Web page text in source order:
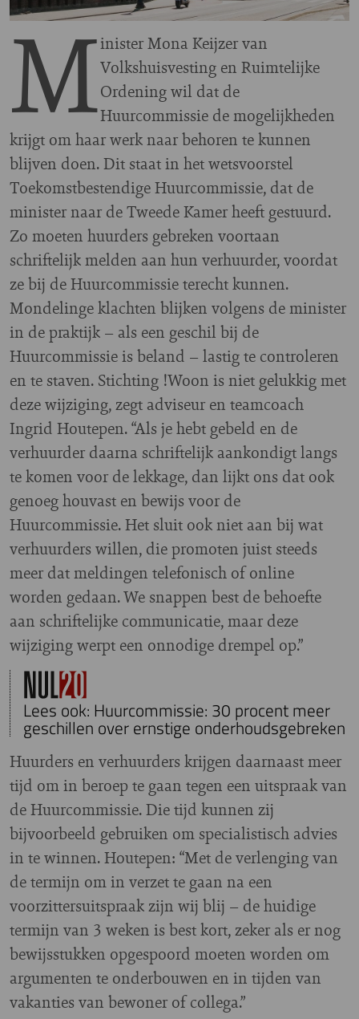
Minister Mona Keijzer van
Volkshuisvesting en Ruimtelijke
Ordening wil dat de
Huurcommissie de mogelijkheden
krijgt om haar werk naar behoren te kunnen
blijven doen. Dit staat in het wetsvoorstel
Toekomstbestendige Huurcommissie, dat de
minister naar de Tweede Kamer heeft gestuurd.
Zo moeten huurders gebreken voortaan
schriftelijk melden aan hun verhuurder, voordat
ze bij de Huurcommissie terecht kunnen.
Mondelinge klachten blijken volgens de minister
in de praktijk – als een geschil bij de
Huurcommissie is beland – lastig te controleren
en te staven. Stichting !Woon is niet gelukkig met
deze wijziging, zegt adviseur en teamcoach
Ingrid Houtepen. “Als je hebt gebeld en de
verhuurder daarna schriftelijk aankondigt langs
te komen voor de lekkage, dan lijkt ons dat ook
genoeg houvast en bewijs voor de
Huurcommissie. Het sluit ook niet aan bij wat
verhuurders willen, die promoten juist steeds
meer dat meldingen telefonisch of online
worden gedaan. We snappen best de behoefte
aan schriftelijke communicatie, maar deze
wijziging werpt een onnodige drempel op.”
Lees ook: Huurcommissie: 30 procent meer
geschillen over ernstige onderhoudsgebreken
Huurders en verhuurders krijgen daarnaast meer
tijd om in beroep te gaan tegen een uitspraak van
de Huurcommissie. Die tijd kunnen zij
bijvoorbeeld gebruiken om specialistisch advies
in te winnen. Houtepen: “Met de verlenging van
de termijn om in verzet te gaan na een
voorzittersuitspraak zijn wij blij – de huidige
termijn van 3 weken is best kort, zeker als er nog
bewijsstukken opgespoord moeten worden om
argumenten te onderbouwen en in tijden van
vakanties van bewoner of collega.”